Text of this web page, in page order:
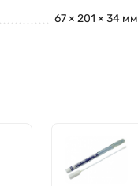
67 × 201 × 34 мм